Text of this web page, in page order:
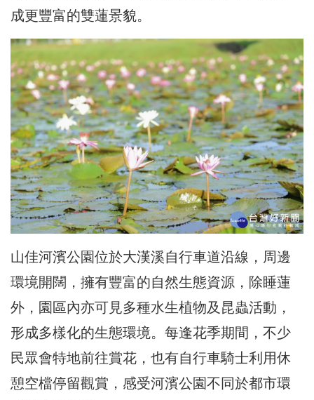
成更豐富的雙蓮景貌。
山佳河濱公園位於大漢溪自行車道沿線，周邊
環境開闊，擁有豐富的自然生態資源，除睡蓮
外，園區內亦可見多種水生植物及昆蟲活動，
形成多樣化的生態環境。每逢花季期間，不少
民眾會特地前往賞花，也有自行車騎士利用休
憩空檔停留觀賞，感受河濱公園不同於都市環